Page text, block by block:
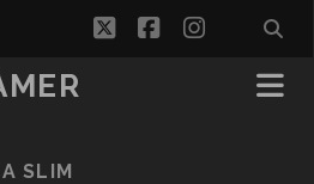
twitterfacebook
SLIM